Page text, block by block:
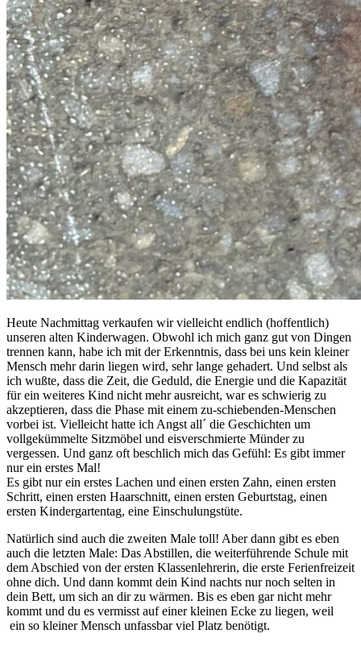
Heute Nachmittag verkaufen wir vielleicht endlich (hoffentlich)
unseren alten Kinderwagen. Obwohl ich mich ganz gut von Dingen
trennen kann, habe ich mit der Erkenntnis, dass bei uns kein kleiner
Mensch mehr darin liegen wird, sehr lange gehadert. Und selbst als
ich wußte, dass die Zeit, die Geduld, die Energie und die Kapazität
für ein weiteres Kind nicht mehr ausreicht, war es schwierig zu
akzeptieren, dass die Phase mit einem zu-schiebenden-Menschen
vorbei ist. Vielleicht hatte ich Angst all´ die Geschichten um
vollgekümmelte Sitzmöbel und eisverschmierte Münder zu
vergessen. Und ganz oft beschlich mich das Gefühl: Es gibt immer
nur ein erstes Mal!
Es gibt nur ein erstes Lachen und einen ersten Zahn, einen ersten
Schritt, einen ersten Haarschnitt, einen ersten Geburtstag, einen
ersten Kindergartentag, eine Einschulungstüte.
Natürlich sind auch die zweiten Male toll! Aber dann gibt es eben
auch die letzten Male: Das Abstillen, die weiterführende Schule mit
dem Abschied von der ersten Klassenlehrerin, die erste Ferienfreizeit
ohne dich. Und dann kommt dein Kind nachts nur noch selten in
dein Bett, um sich an dir zu wärmen. Bis es eben gar nicht mehr
kommt und du es vermisst auf einer kleinen Ecke zu liegen, weil
ein so kleiner Mensch unfassbar viel Platz benötigt.